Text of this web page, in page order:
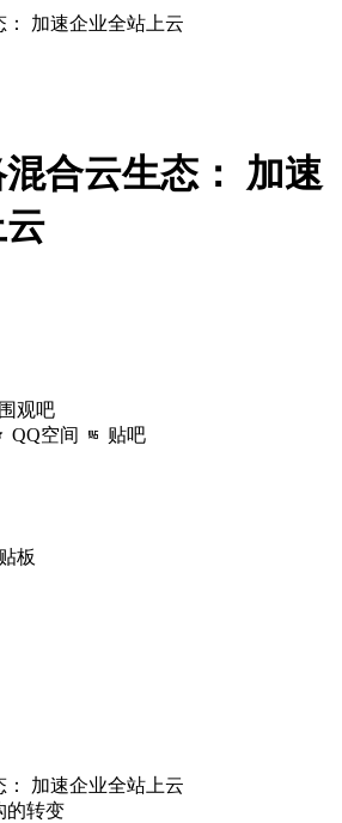
： 加速企业全站上云
合云生态： 加速
观吧
QQ空间 贴吧
板
： 加速企业全站上云
的转变